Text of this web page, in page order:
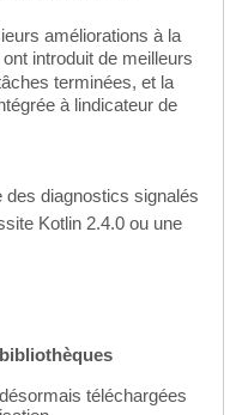
améliorations à la
ont introduit de meilleurs
terminées, et la
à lindicateur de
des diagnostics signalés
Kotlin 2.4.0 ou une
téléchargées